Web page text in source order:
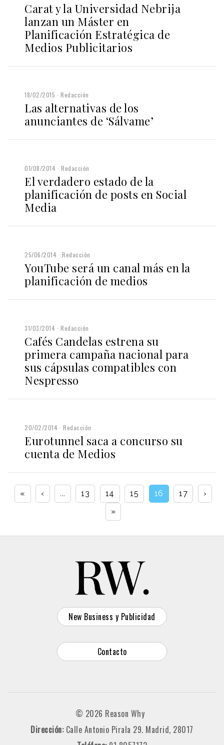
Carat y la Universidad Nebrija
lanzan un Máster en
Planificación Estratégica de
Medios Publicitarios
18/02/2015 Redacción
Las alternativas de los
anunciantes de ‘Sálvame’
01/08/2014 Redacción
El verdadero estado de la
planificación de posts en Social
Media
25/06/2014 Redacción
YouTube será un canal más en la
planificación de medios
31/03/2014 Redacción
Cafés Candelas estrena su
primera campaña nacional para
sus cápsulas compatibles con
Nespresso
20/02/2014 Redacción
Eurotunnel saca a concurso su
cuenta de Medios
« ‹ ... 13 14 15 16 17
›
»
New Business y Publicidad
Contacto
© 2026 Reason Why
Dirección: Calle Antonio Pirala 29. Madrid, 28017